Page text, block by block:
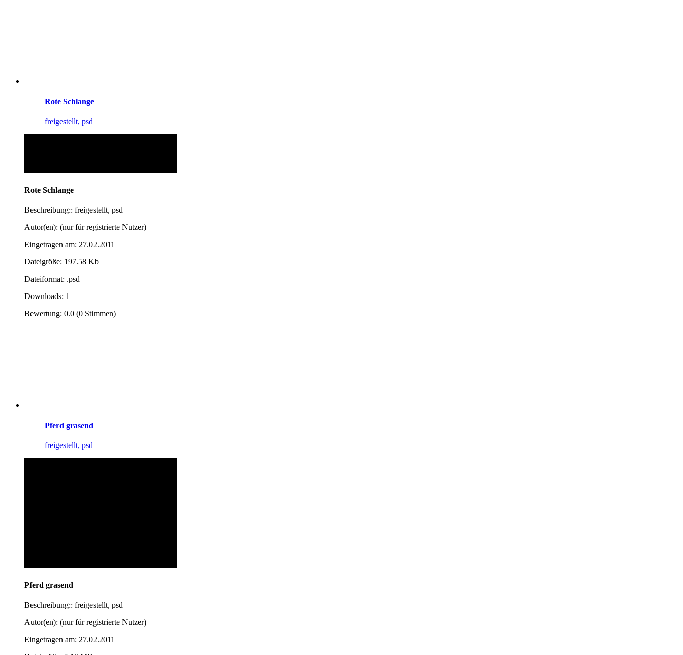
Rote Schlange
freigestellt, psd
Rote Schlange
Beschreibung:: freigestellt, psd
Autor(en): (nur für registrierte Nutzer)
Eingetragen am: 27.02.2011
Dateigröße: 197.58 Kb
Dateiformat: .psd
Downloads: 1
Bewertung: 0.0 (0 Stimmen)
Pferd grasend
freigestellt, psd
Pferd grasend
Beschreibung:: freigestellt, psd
Autor(en): (nur für registrierte Nutzer)
Eingetragen am: 27.02.2011